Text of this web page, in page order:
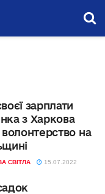
зарплати
з Харкова
волонтерство на
СВІТЛА 15.07.2022